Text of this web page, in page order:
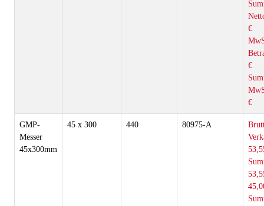
€
€
€
GMP-
Messer
45x300mm
45 x 300 440 80975-A